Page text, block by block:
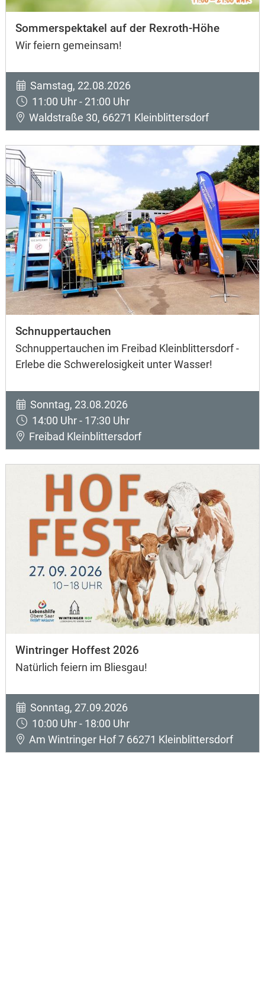
Sommerspektakel auf der Rexroth-Höhe
Wir feiern gemeinsam!
Samstag, 22.08.2026
11:00 Uhr - 21:00 Uhr
Waldstraße 30, 66271 Kleinblittersdorf
Schnuppertauchen
Schnuppertauchen im Freibad Kleinblittersdorf -
Erlebe die Schwerelosigkeit unter Wasser!
Sonntag, 23.08.2026
14:00 Uhr - 17:30 Uhr
Freibad Kleinblittersdorf
Wintringer Hoffest 2026
Natürlich feiern im Bliesgau!
Sonntag, 27.09.2026
10:00 Uhr - 18:00 Uhr
Am Wintringer Hof 7 66271 Kleinblittersdorf